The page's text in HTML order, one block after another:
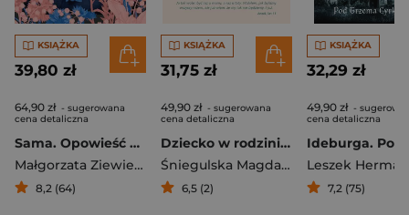
KSIĄŻKA
39,80 zł
64,90 zł - sugerowana
cena detaliczna
Sama. Opowieść o Annie Bilińskiej
Małgorzata Ziewiecka
8,2 (64)
KSIĄŻKA
31,75 zł
49,90 zł - sugerowana
cena detaliczna
Dziecko w rodzinie patchworkowej
Śniegulska Magdalena
6,5 (2)
KSIĄŻKA
32,29 zł
49,90 zł -
cena detaliczna
Leszek Herman
7,2 (75)